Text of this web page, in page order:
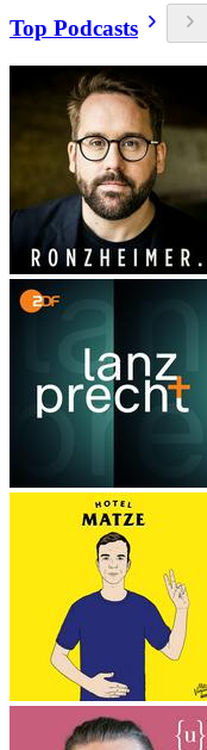
Top Podcasts